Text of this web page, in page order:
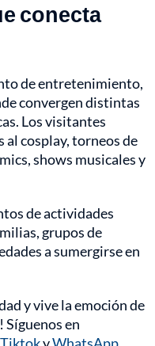
conecta
de entretenimiento,
convergen distintas
Los visitantes
al cosplay, torneos de
shows musicales y
de actividades
grupos de
a sumergirse en
y vive la emoción de
en